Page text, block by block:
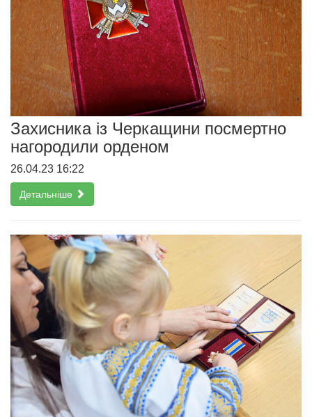
Захисника із Черкащини посмертно
нагородили орденом
26.04.23 16:22
Детальніше